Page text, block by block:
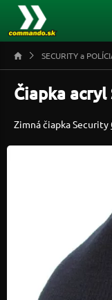
SECURITY a
Čiapka
Zimná čiapka Security